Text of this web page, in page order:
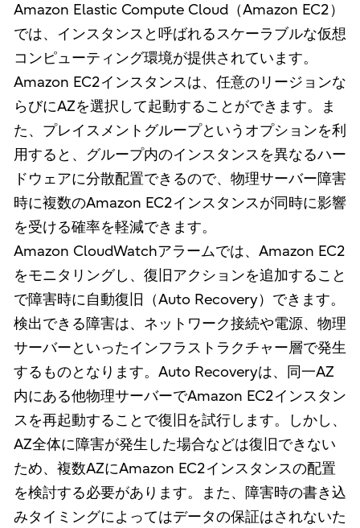
Amazon Elastic Compute Cloud（Amazon EC2）
では、インスタンスと呼ばれるスケーラブルな仮想
コンピューティング環境が提供されています。
Amazon EC2インスタンスは、任意のリージョンな
らびにAZを選択して起動することができます。ま
た、プレイスメントグループというオプションを利
用すると、グループ内のインスタンスを異なるハー
ドウェアに分散配置できるので、物理サーバー障害
時に複数のAmazon EC2インスタンスが同時に影響
を受ける確率を軽減できます。
Amazon CloudWatchアラームでは、Amazon EC2
をモニタリングし、復旧アクションを追加すること
で障害時に自動復旧（Auto Recovery）できます。
検出できる障害は、ネットワーク接続や電源、物理
サーバーといったインフラストラクチャー層で発生
するものとなります。Auto Recoveryは、同一AZ
内にある他物理サーバーでAmazon EC2インスタン
スを再起動することで復旧を試行します。しかし、
AZ全体に障害が発生した場合などは復旧できない
ため、複数AZにAmazon EC2インスタンスの配置
を検討する必要があります。また、障害時の書き込
みタイミングによってはデータの保証はされないた